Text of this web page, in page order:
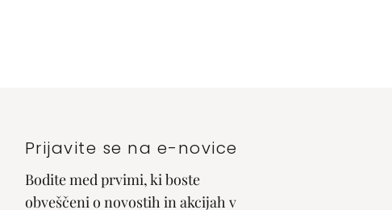
Prijavite se na e-novice
Bodite med prvimi, ki boste
obveščeni o novostih in akcijah v